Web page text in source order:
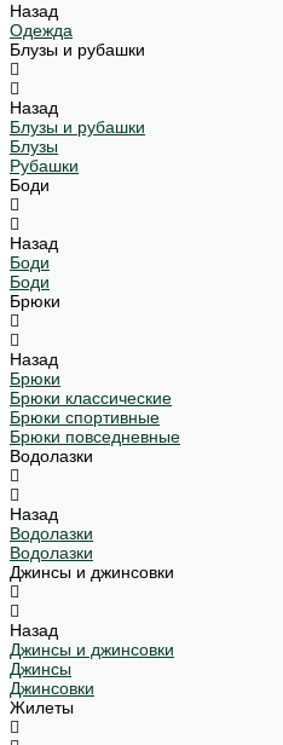
Назад
Одежда
Блузы и рубашки
Назад
Блузы и рубашки
Блузы
Рубашки
Боди
Назад
Боди
Боди
Брюки
Назад
Брюки
Брюки классические
Брюки спортивные
Брюки повседневные
Водолазки
Назад
Водолазки
Водолазки
Джинсы и джинсовки
Назад
Джинсы и джинсовки
Джинсы
Джинсовки
Жилеты